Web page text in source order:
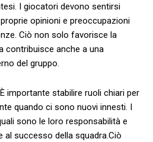
I giocatori devono⁣ sentirsi
⁤opinioni e preoccupazioni
Ciò non solo favorisce la
contribuisce anche a una
del gruppo.
importante stabilire ruoli chiari ‌per
quando ci sono nuovi innesti. ⁢I
sono le⁢ loro responsabilità e
successo della ​squadra.Ciò